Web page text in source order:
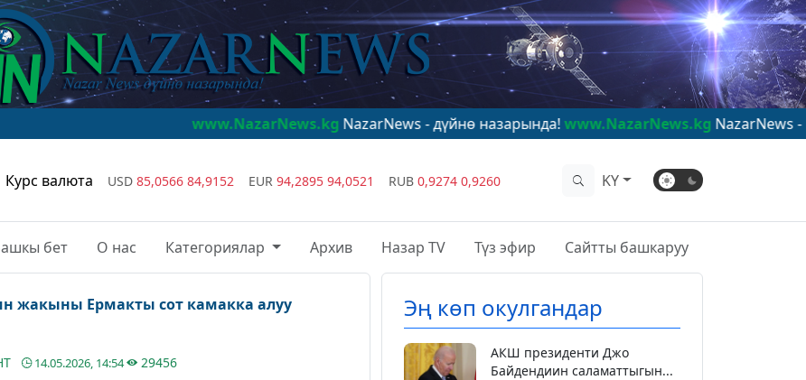
www.NazarNews.kgNazarNews - дүйнө назарында!www.NazarNews.kgNazarNews - в центре
Курс валюта USD 85,0566 84,9152 EUR 94,2895 94,0521 RUB 0,9274 0,9260 KY
бет О нас Категориялар Архив Назар TV Түз эфир Сайтты башкаруу
жакыны Ермакты сот камакка алуу
14.05.2026, 14:54
29456
Эң көп окулгандар
АКШ президенти Джо
Байдендиин саламаттыгын...